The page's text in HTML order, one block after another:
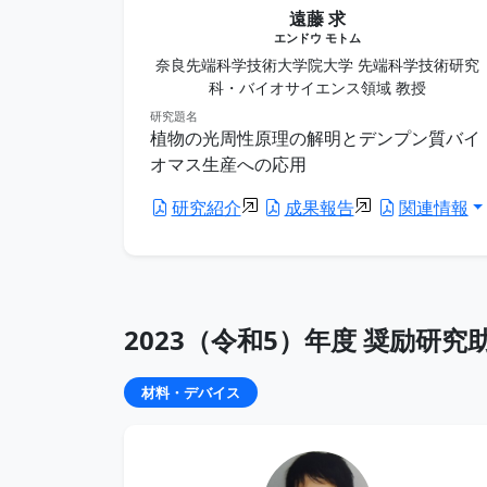
遠藤 求
エンドウ モトム
奈良先端科学技術大学院大学 先端科学技術研究
科・バイオサイエンス領域 教授
研究題名
植物の光周性原理の解明とデンプン質バイ
オマス生産への応用
研究紹介
成果報告 関連情報
2023（令和5）年度 奨励研究
材料・デバイス